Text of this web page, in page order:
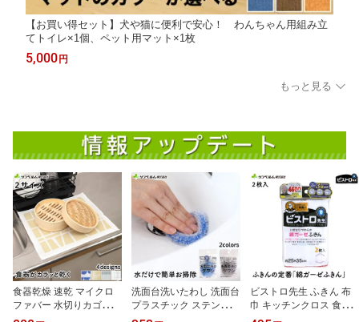
【お買い得セット】犬や猫に便利で安心！ わんちゃん用組み立
てトイレ×1個、ペット用マット×1枚
5,000 円
もっと見る
食器乾燥 速乾 マイクロ
ファバー 水切りカゴいら
ず 食器乾燥マット サン
洗面台洗いたわし 洗面台
プラスチック ステンレス
陶器 対応 傷をつけずに
ビストロ先生 ふきん 布
巾 キッチンクロス 食器
拭きや台拭きにおすすめ